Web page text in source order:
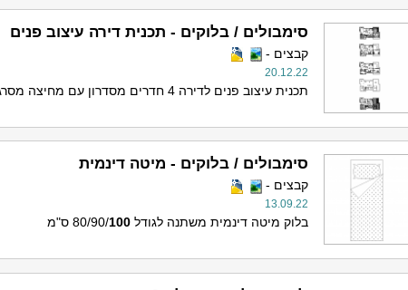
סימבולים / בלוקים - תכנית דירה עיצוב פנים
קבצים -
20.12.22
תכנית עיצוב פנים לדירה 4 חדרים מסדרון עם מחיצה מסרגלי עץ פרויקט ללימודים - קיבלתי
סימבולים / בלוקים - מיטה דינמית
קבצים -
13.09.22
בלוק מיטה דינמית משתנה לגודל 80/90/100 ס"מ